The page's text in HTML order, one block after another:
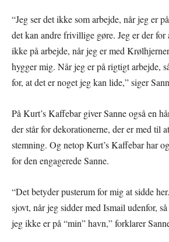
“Jeg ser det ikke som arbejde, når jeg er
det kan andre frivillige gøre. Jeg er der for
ikke på arbejde, når jeg er med
hygger mig. Når jeg er på rigtigt arbejde,
for, at det er noget jeg kan lide,” siger
På Kurt’s Kaffebar giver Sanne også en
der står for dekorationerne, der er med til
stemning. Og netop Kurt’s Kaffebar har
for den engagerede Sanne.
“Det betyder pusterum for mig at sidde
sjovt, når jeg sidder med Ismail udenfor,
jeg ikke er på “min” havn,” forklarer